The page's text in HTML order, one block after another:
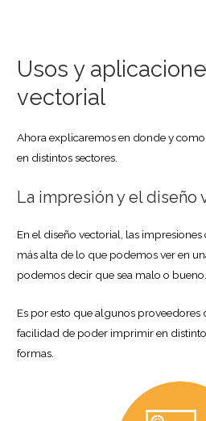
Usos y
vectorial
Ahora explicaremos en donde y
en distintos sectores.
La impresión y el diseño
En el diseño vectorial, las
más alta de lo que podemos ver en
podemos decir que sea malo o bueno.
Es por esto que algunos proveedores
facilidad de poder imprimir en
formas.